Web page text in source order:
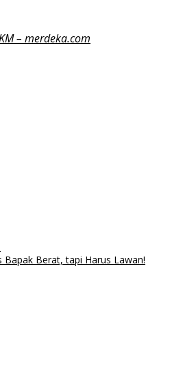
– merdeka.com
Berat, tapi Harus Lawan!